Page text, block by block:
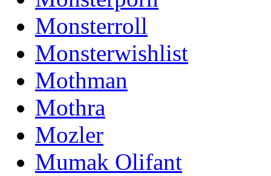
Monsterroll
Monsterwishlist
Mothman
Mothra
Mozler
Mumak Olifant